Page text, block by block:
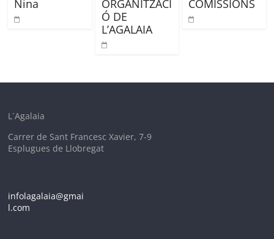
Nina
ORGANITZACI
Ó DE
L’AGALAIA
COMISSIONS
L´Agalaia
Carrer de Sant Francesc Xavier, 7-9
Esplugues de Llobregat
infolagalaia@gmai
l.com